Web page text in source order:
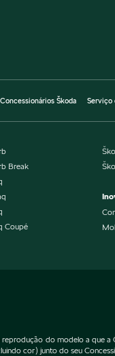
Concessionários Škoda Serviço
Break
Coupé
do modelo a que
cor) junto do seu